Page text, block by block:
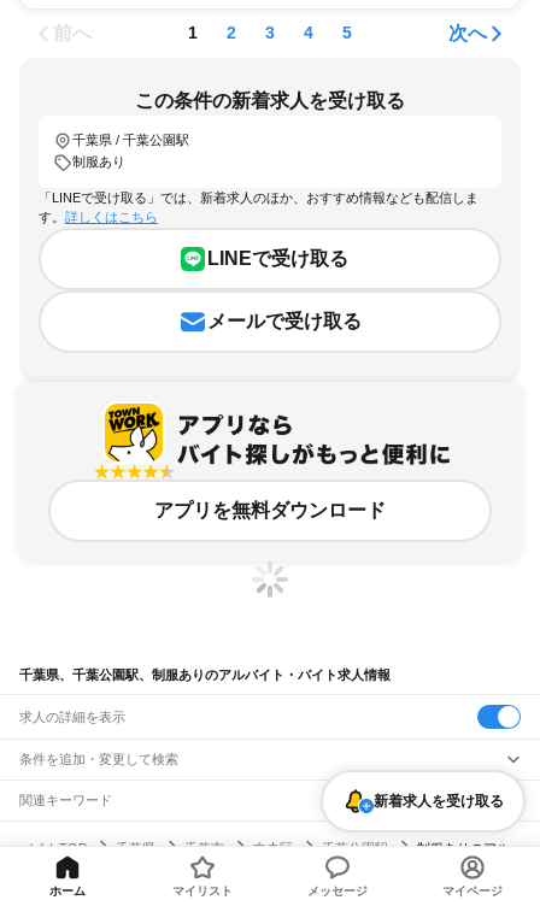
前へ 1 2 3 4 5 次へ
この条件の新着求人を受け取る
千葉県 / 千葉公園駅
制服あり
「LINEで受け取る」では、新着求人のほか、おすすめ情報なども配信しま
す。 詳しくはこちら
LINEで受け取る
メールで受け取る
アプリを無料ダウンロード
千葉県、千葉公園駅、制服ありのアルバイト・バイト求人情報
求人の詳細を表示
条件を追加・変更して検索
市区町村を追加・変更
千葉市
中央区
稲毛区若葉区
駅を追加・変更
JR武蔵野線
職種を追加・変更
関連キーワード
ガチャガチャ犬カフェ
バイトTOP
千葉県 千葉市 中央区 千葉公園駅
制服ありのアル
バイト・バイト・求人
新着求人を受け取る
ホーム マイリスト メッセージ マイページ